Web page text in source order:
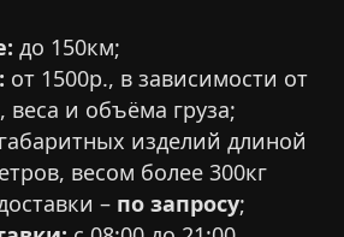
до 150км;
от 1500р., в зависимости от
веса и объёма груза;
изделий длиной
весом более 300кг
– по запросу;